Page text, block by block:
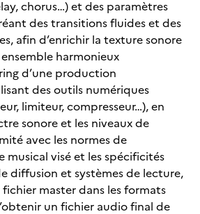
chorus…) et des paramètres
des transitions fluides et des
afin d’enrichir la texture sonore
harmonieux
d’une production
des outils numériques
limiteur, compresseur…), en
sonore et les niveaux de
avec les normes de
musical visé et les spécificités
diffusion et systèmes de lecture,
master dans les formats
un fichier audio final de